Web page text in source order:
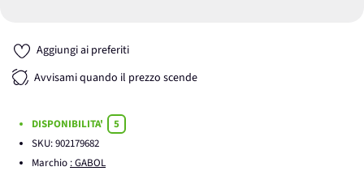
Aggiungi ai preferiti
Avvisami quando il prezzo scende
DISPONIBILITA'
5
SKU:902179682
Marchio : GABOL